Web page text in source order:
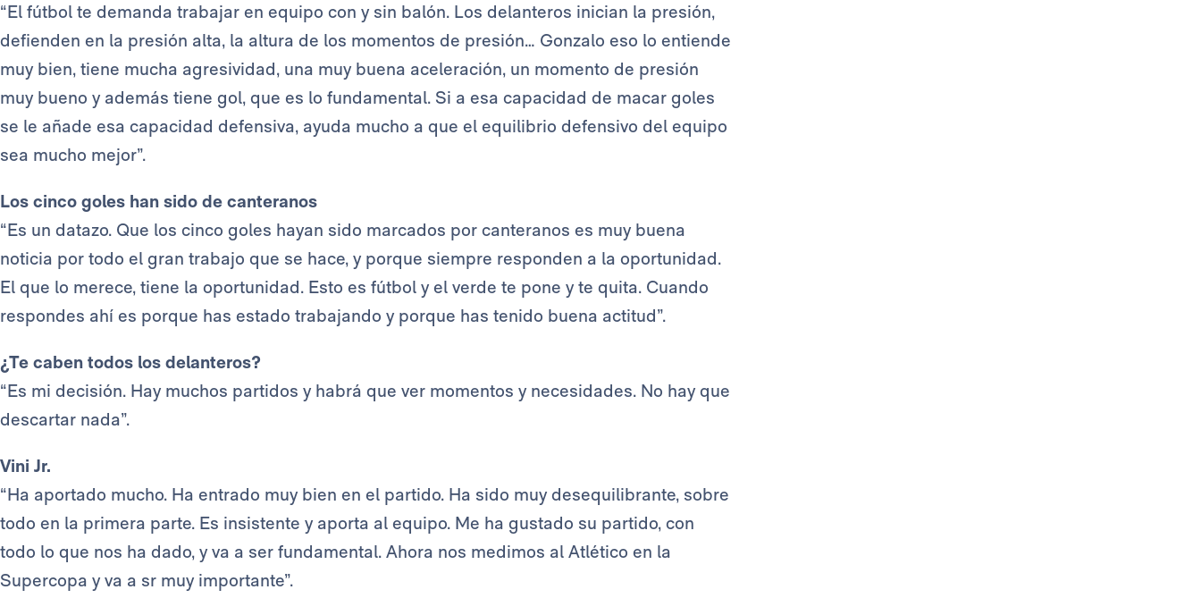
“El fútbol te demanda trabajar en equipo con y sin balón. Los delanteros inician la presión,
defienden en la presión alta, la altura de los momentos de presión… Gonzalo eso lo entiende
muy bien, tiene mucha agresividad, una muy buena aceleración, un momento de presión
muy bueno y además tiene gol, que es lo fundamental. Si a esa capacidad de macar goles
se le añade esa capacidad defensiva, ayuda mucho a que el equilibrio defensivo del equipo
sea mucho mejor”.
Los cinco goles han sido de canteranos
“Es un datazo. Que los cinco goles hayan sido marcados por canteranos es muy buena
noticia por todo el gran trabajo que se hace, y porque siempre responden a la oportunidad.
El que lo merece, tiene la oportunidad. Esto es fútbol y el verde te pone y te quita. Cuando
respondes ahí es porque has estado trabajando y porque has tenido buena actitud”.
¿Te caben todos los delanteros?
“Es mi decisión. Hay muchos partidos y habrá que ver momentos y necesidades. No hay que
descartar nada”.
Vini Jr.
“Ha aportado mucho. Ha entrado muy bien en el partido. Ha sido muy desequilibrante, sobre
todo en la primera parte. Es insistente y aporta al equipo. Me ha gustado su partido, con
todo lo que nos ha dado, y va a ser fundamental. Ahora nos medimos al Atlético en la
Supercopa y va a sr muy importante”.